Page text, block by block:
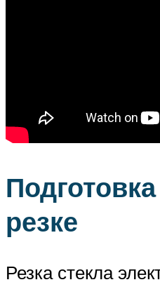
резке
Резка стекла